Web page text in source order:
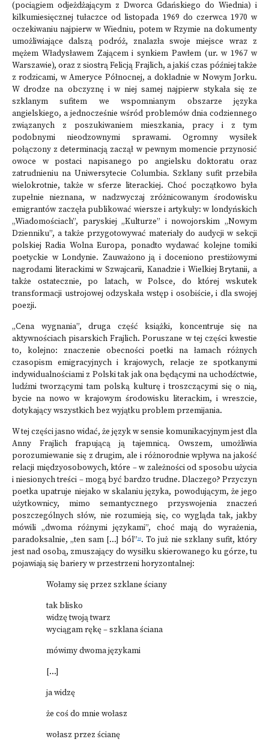
(pociągiem odjeżdżającym z Dworca Gdańskiego do Wiednia) i
kilkumiesięcznej tułaczce od listopada 1969 do czerwca 1970 w
oczekiwaniu najpierw w Wiedniu, potem w Rzymie na dokumenty
umożliwiające dalszą podróż, znalazła swoje miejsce wraz z
mężem Władysławem Zającem i synkiem Pawłem (ur. w 1967 w
Warszawie), oraz z siostrą Felicją Frajlich, a jakiś czas później także
z rodzicami, w Ameryce Północnej, a dokładnie w Nowym Jorku.
W drodze na obczyznę i w niej samej najpierw stykała się ze
szklanym sufitem we wspomnianym obszarze języka
angielskiego, a jednocześnie wśród problemów dnia codziennego
związanych z poszukiwaniem mieszkania, pracy i z tym
podobnymi nieodzownymi sprawami. Ogromny wysiłek
połączony z determinacją zaczął w pewnym momencie przynosić
owoce w postaci napisanego po angielsku doktoratu oraz
zatrudnieniu na Uniwersytecie Columbia. Szklany sufit przebiła
wielokrotnie, także w sferze literackiej. Choć początkowo była
zupełnie nieznana, w nadzwyczaj zróżnicowanym środowisku
emigrantów zaczęła publikować wiersze i artykuły: w londyńskich
„Wiadomościach”, paryskiej „Kulturze” i nowojorskim „Nowym
Dzienniku”, a także przygotowywać materiały do audycji w sekcji
polskiej Radia Wolna Europa, ponadto wydawać kolejne tomiki
poetyckie w Londynie. Zauważono ją i doceniono prestiżowymi
nagrodami literackimi w Szwajcarii, Kanadzie i Wielkiej Brytanii, a
także ostatecznie, po latach, w Polsce, do której wskutek
transformacji ustrojowej odzyskała wstęp i osobiście, i dla swojej
poezji.
„Cena wygnania”, druga część książki, koncentruje się na
aktywnościach pisarskich Frajlich. Poruszane w tej części kwestie
to, kolejno: znaczenie obecności poetki na łamach różnych
czasopism emigracyjnych i krajowych, relacje ze spotkanymi
indywidualnościami z Polski tak jak ona będącymi na uchodźctwie,
ludźmi tworzącymi tam polską kulturę i troszczącymi się o nią,
bycie na nowo w krajowym środowisku literackim, i wreszcie,
dotykający wszystkich bez wyjątku problem przemijania.
W tej części jasno widać, że język w sensie komunikacyjnym jest dla
Anny Frajlich frapującą ją tajemnicą. Owszem, umożliwia
porozumiewanie się z drugim, ale i różnorodnie wpływa na jakość
relacji międzyosobowych, które – w zależności od sposobu użycia
i niesionych treści – mogą być bardzo trudne. Dlaczego? Przyczyn
poetka upatruje niejako w skalaniu języka, powodującym, że jego
użytkownicy, mimo semantycznego przyswojenia znaczeń
poszczególnych słów, nie rozumieją się, co wygląda tak, jakby
mówili „dwoma różnymi językami”, choć mają do wyrażenia,
paradoksalnie, „ten sam [...] ból”10. To już nie szklany sufit, który
jest nad osobą, zmuszający do wysiłku skierowanego ku górze, tu
pojawiają się bariery w przestrzeni horyzontalnej:
Wołamy się przez szklane ściany
tak blisko
widzę twoją twarz
wyciągam rękę – szklana ściana
mówimy dwoma językami
[...]
ja widzę
że coś do mnie wołasz
wołasz przez ścianę